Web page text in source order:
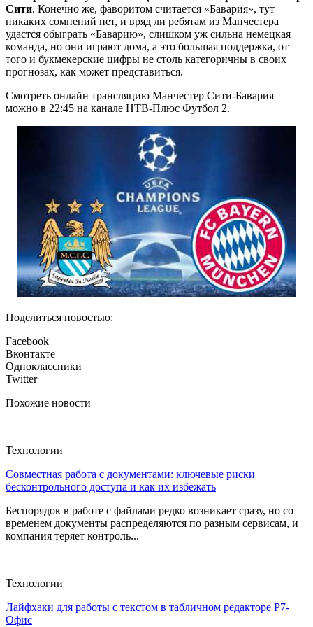
Сити. Конечно же, фаворитом считается «Бавария», тут
никаких сомнений нет, и вряд ли ребятам из Манчестера
удастся обыграть «Баварию», слишком уж сильна немецкая
команда, но они играют дома, а это большая поддержка, от
того и букмекерские цифры не столь категоричны в своих
прогнозах, как может представиться.
Смотреть онлайн трансляцию Манчестер Сити-Бавария
можно в 22:45 на канале НТВ-Плюс Футбол 2.
Поделиться новостью:
Facebook
Вконтакте
Одноклассники
Twitter
Похожие новости
Технологии
Совместная работа с документами: ключевые риски
бесконтрольного доступа и как их избежать
Беспорядок в работе с файлами редко возникает сразу, но со
временем документы распределяются по разным сервисам, и
компания теряет контроль...
Технологии
Лайфхаки для работы с текстом в табличном редакторе Р7-
Офис